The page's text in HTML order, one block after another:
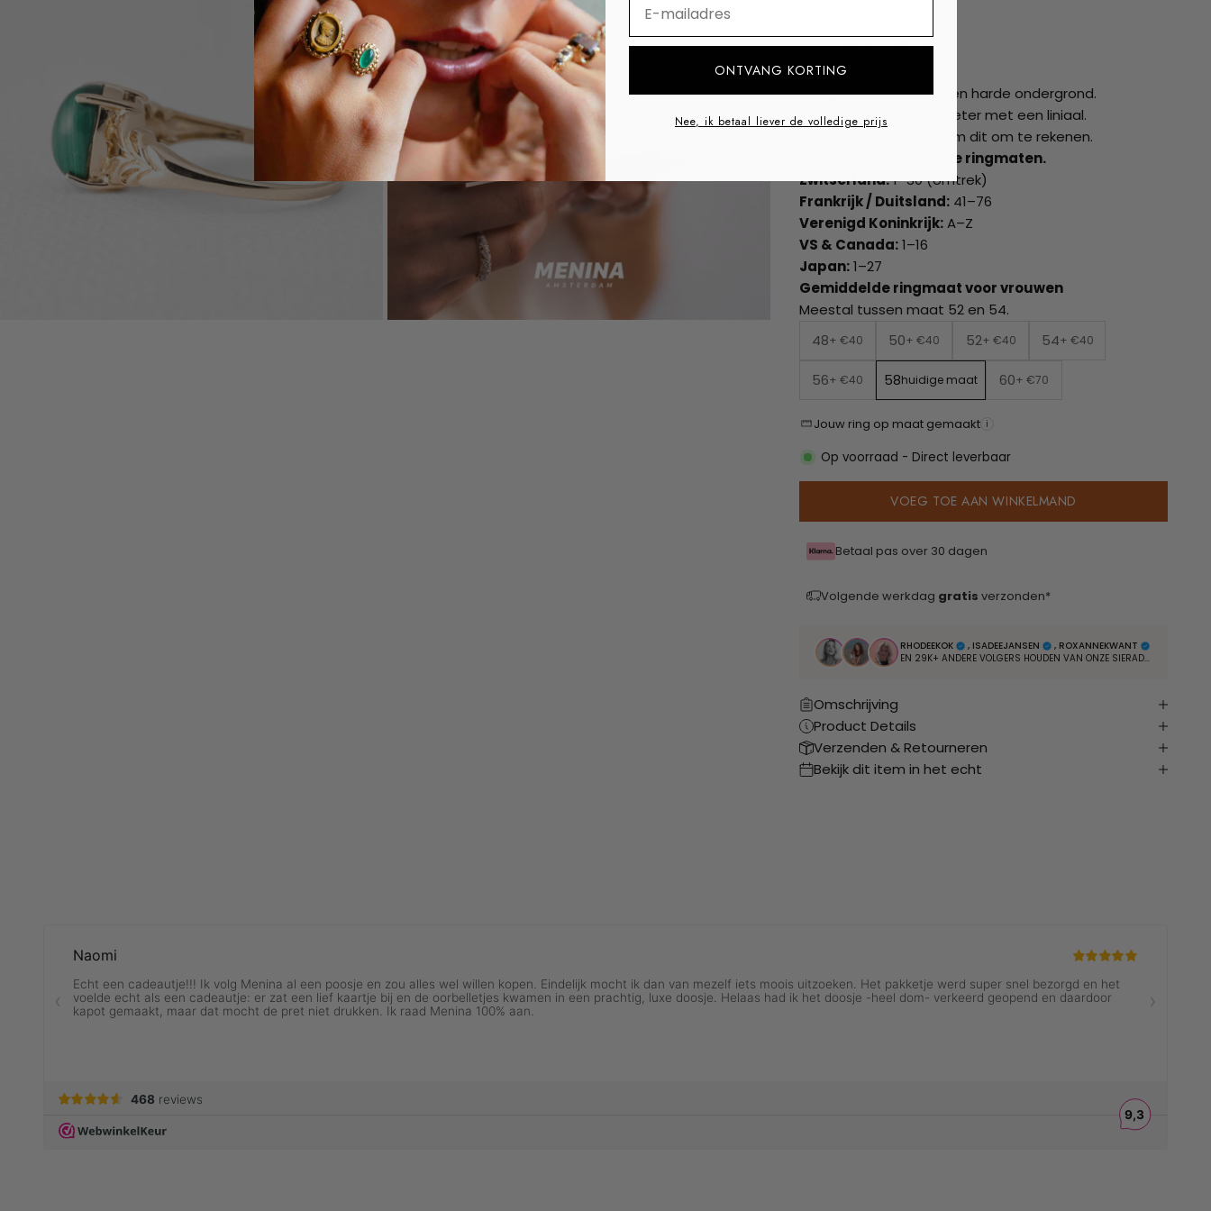
Leg de ring plat op een harde ondergrond.
Meet de binnendiameter met een liniaal.
Gebruik onze tabel om dit om te rekenen.
Optie 3. Internationale ringmaten.
Zwitserland:1–30 (omtrek)
Frankrijk / Duitsland: 41–76
Verenigd Koninkrijk:A–Z
VS & Canada:1–16
Japan:1–27
Gemiddelde ringmaat voor vrouwen
Meestal tussen maat 52 en 54.
48+ €40 50+ €40 52+ €40 54+ €40
56+ €40 58huidige maat 60+ €70
Jouw ring op maat gemaakt i
Op voorraad - Direct leverbaar
VOEG TOE AAN WINKELMAND
Betaal pas over 30 dagen
Volgende werkdag gratis verzonden*
RHODEEKOK , ISADEEJANSEN
, ROXANNEKWANT
EN 29K+ ANDERE VOLGERS HOUDEN VAN ONZE SIERADEN
Omschrijving
Product Details
Verzenden & Retourneren
Bekijk dit item in het echt
ONTVANG KORTING
Nee, ik betaal liever de volledige prijs